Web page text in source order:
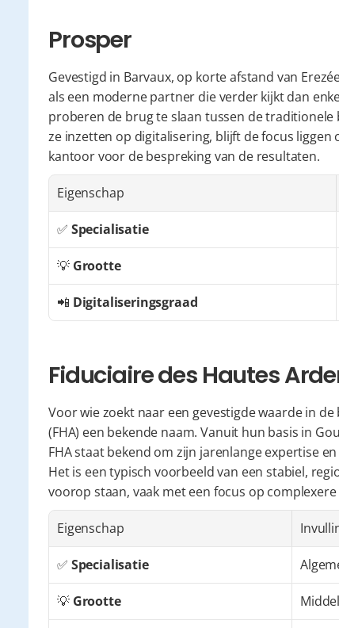
Prosper
Gevestigd in Barvaux, op korte afstand van
als een moderne partner die verder kijkt dan
proberen de brug te slaan tussen de
ze inzetten op digitalisering, blijft de focus
kantoor voor de bespreking van de resultaten.
Eigenschap
✅ Specialisatie
💡 Grootte
📲 Digitaliseringsgraad
Fiduciaire des Hautes
Voor wie zoekt naar een gevestigde waarde in
(FHA) een bekende naam. Vanuit hun basis in
FHA staat bekend om zijn jarenlange expertise
Het is een typisch voorbeeld van een stabiel,
voorop staan, vaak met een focus op
Eigenschap
✅ Specialisatie
💡 Grootte